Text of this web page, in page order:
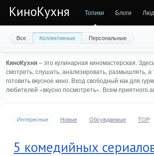
КиноКухня Топики Блоги
Все Коллективные Персональные
КиноКухня– это кулинарная киномастерская.
смотреть, слушать, анализировать, размышлять, а
готовить вкусное кино. Вход свободный как для
любителей «вкусно посмотреть». Всем приятного
Интересные Новые Обсуждаемые TOP
5 комедийных